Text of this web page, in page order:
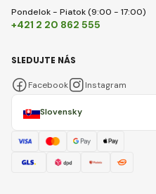
Pondelok - Piatok (9:00 - 17:00)
+421 2 20 862 555
Slovensky
SLEDUJTE NÁS
Facebook Instagram